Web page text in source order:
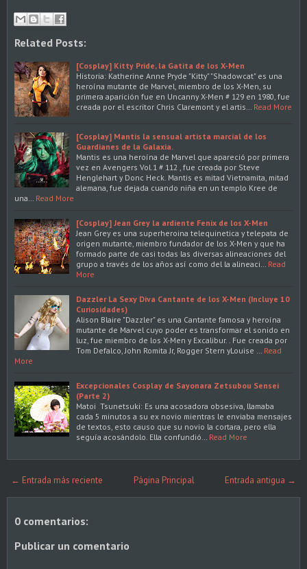
Related Posts:
[Cosplay] Kitty Pride, la Gatita de los X-Men
Historia: Katherine Anne Pryde "Kitty" "Shadowcat" es una
heroína mutante de Marvel, miembro de los X-Men, su
primera aparición fue en Uncanny X-Men # 129 en 1980, fue
creada por el escritor Chris Claremont y el artis…
Read More
[Cosplay] Mantis la sensual artista marcial de los
Guardianes de la Galaxia.
Mantis es una heroína de Marvel que apareció por primera
vez en Avengers Vol.1 # 112 , fue creada por Steve
Henglehart y Donc Heck. Mantis es mitad Vietnamita, mitad
alemana, fue dejada cuando niña en un templo Kree de
una…
Read More
[Cosplay] Jean Grey la ardiente Fenix de los X-Men
Jean Grey es una superheroina telequinetica y telepata de
origen mutante, miembro fundador de los X-Men y que ha
formado parte de casi todas las diversas alineaciones del
grupo a través de los años así como del la alineaci…
Read
More
Dazzler La Sexy Diva Cantante de los X-Men (Incluye 10
Curiosidades)
Alison Blaire "Dazzler" es una Cantante famosa y heroína
mutante de Marvel cuyo poder es transformar el sonido en
luz, fue miembro de los X-Men y Excalibur. . Fue creada por
Tom Defalco, John Romita Jr, Rogger Stern yLouise …
Read
More
Excepcionales Cosplay de Sayonara Zetsubou Sensei
(Parte 2)
Matoi Tsunetsuki: Es una acosadora obsesiva, llamaba
cada 5 minutos a su ex novio mientras le enviaba mensajes
de textos, esto causo que su novio la cortara, pero ella
seguía acosándolo. Ella confundió…
Read More
← Entrada más reciente Entrada antigua →
Página Principal
0 comentarios:
Publicar un comentario